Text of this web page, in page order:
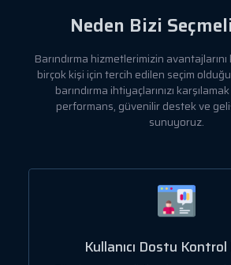
Neden Bizi
Barındırma hizmetlerimizin
birçok kişi için tercih edilen seçim
barındırma ihtiyaçlarınızı
performans, güvenilir destek ve
sunuyoruz.
Kullanıcı Dostu